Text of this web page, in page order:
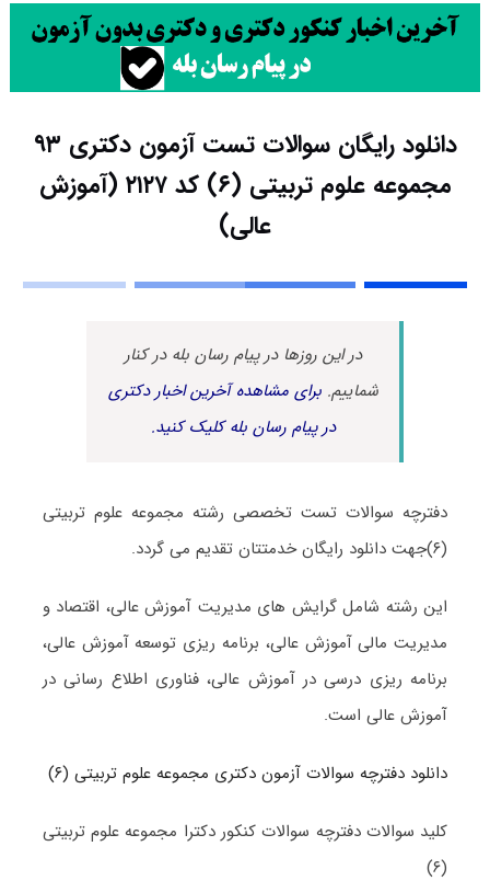
دانلود رایگان سوالات تست آزمون دکتری ۹۳
مجموعه علوم تربیتی (۶) کد ۲۱۲۷ (آموزش
عالی)
در این روزها در پیام رسان بله در کنار
شماییم.برای مشاهده آخرین اخبار دکتری
در پیام رسان بله کلیک کنید.
دفترچه سوالات تست تخصصی رشته مجموعه علوم تربیتی
(۶)جهت دانلود رایگان خدمتتان تقدیم می گردد.
این رشته شامل گرایش های مدیریت آموزش عالی، اقتصاد و
مدیریت مالی آموزش عالی، برنامه ریزی توسعه آموزش عالی،
برنامه ریزی درسی در آموزش عالی، فناوری اطلاع رسانی در
آموزش عالی است.
دانلود دفترچه سوالات آزمون دکتری مجموعه علوم تربیتی (۶)
کلید سوالات دفترچه سوالات کنکور دکترا مجموعه علوم تربیتی
(۶)